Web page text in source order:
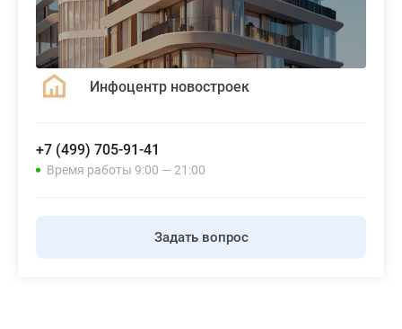
Инфоцентр новостроек
+7 (499) 705-91-41
Время работы 9:00 — 21:00
Задать вопрос